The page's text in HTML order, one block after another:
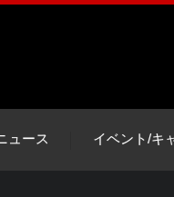
ュース イベント/キ